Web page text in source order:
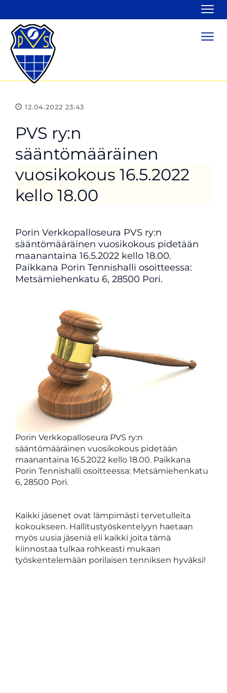
12.04.2022 23:43
PVS ry:n
sääntömääräinen
vuosikokous 16.5.2022
kello 18.00
Porin Verkkopalloseura PVS ry:n
sääntömääräinen vuosikokous pidetään
maanantaina 16.5.2022 kello 18.00.
Paikkana Porin Tennishalli osoitteessa:
Metsämiehenkatu 6, 28500 Pori.
Porin Verkkopalloseura PVS ry:n
sääntömääräinen vuosikokous pidetään
maanantaina 16.5.2022 kello 18.00. Paikkana
Porin Tennishalli osoitteessa: Metsämiehenkatu
6, 28500 Pori.
Kaikki jäsenet ovat lämpimästi tervetulleita
kokoukseen. Hallitustyöskentelyyn haetaan
myös uusia jäseniä eli kaikki joita tämä
kiinnostaa tulkaa rohkeasti mukaan
työskentelemään porilaisen tenniksen hyväksi!